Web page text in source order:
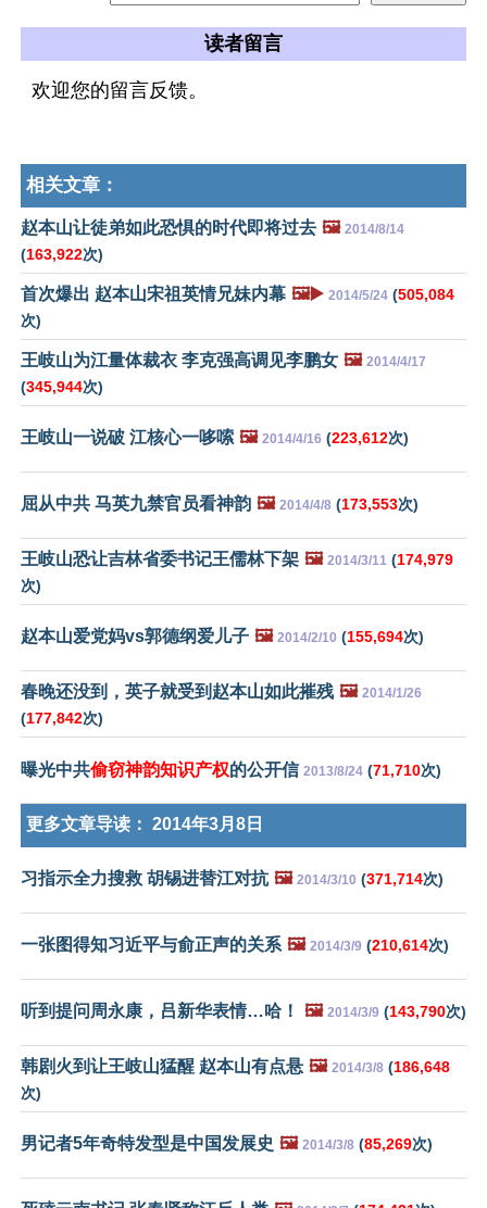
读者留言
欢迎您的留言反馈。
相关文章：
赵本山让徒弟如此恐惧的时代即将过去 🖼️ 2014/8/14
(163,922次)
首次爆出 赵本山宋祖英情兄妹内幕 🖼️▶️ 2014/5/24 (505,084
次)
王岐山为江量体裁衣 李克强高调见李鹏女 🖼️ 2014/4/17
(345,944次)
王岐山一说破 江核心一哆嗦 🖼️ 2014/4/16 (223,612次)
屈从中共 马英九禁官员看神韵 🖼️ 2014/4/8 (173,553次)
王岐山恐让吉林省委书记王儒林下架 🖼️ 2014/3/11 (174,979
次)
赵本山爱党妈vs郭德纲爱儿子 🖼️ 2014/2/10 (155,694次)
春晚还没到，英子就受到赵本山如此摧残 🖼️ 2014/1/26
(177,842次)
曝光中共偷窃神韵知识产权的公开信 2013/8/24 (71,710次)
更多文章导读： 2014年3月8日
习指示全力搜救 胡锡进替江对抗 🖼️ 2014/3/10 (371,714次)
一张图得知习近平与俞正声的关系 🖼️ 2014/3/9 (210,614次)
听到提问周永康，吕新华表情…哈！ 🖼️ 2014/3/9 (143,790次)
韩剧火到让王岐山猛醒 赵本山有点悬 🖼️ 2014/3/8 (186,648
次)
男记者5年奇特发型是中国发展史 🖼️ 2014/3/8 (85,269次)